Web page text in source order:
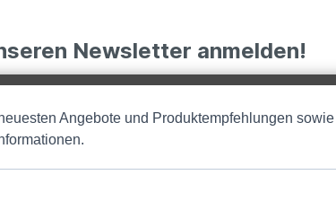
Newsletter anmelden!
Angebote und Produktempfehlungen sowie